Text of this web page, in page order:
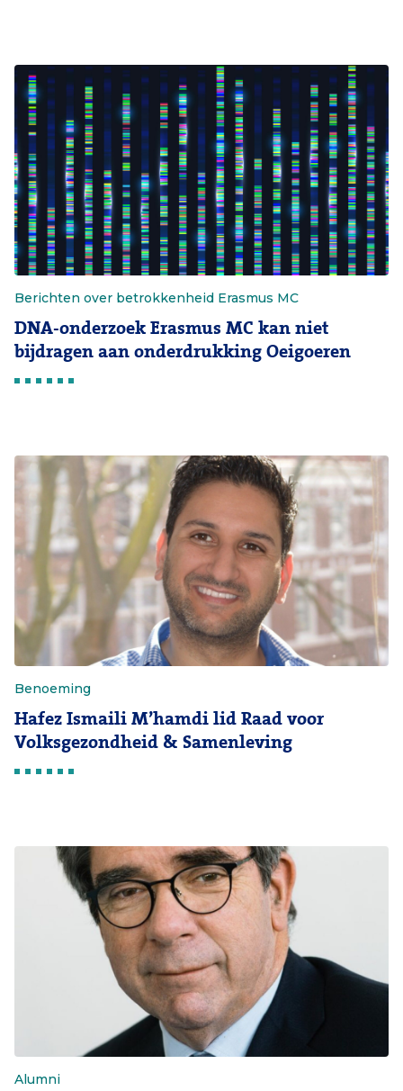
Berichten over betrokkenheid Erasmus MC
DNA-onderzoek Erasmus MC kan niet
bijdragen aan onderdrukking Oeigoeren
Benoeming
Hafez Ismaili M’hamdi lid Raad voor
Volksgezondheid & Samenleving
Alumni